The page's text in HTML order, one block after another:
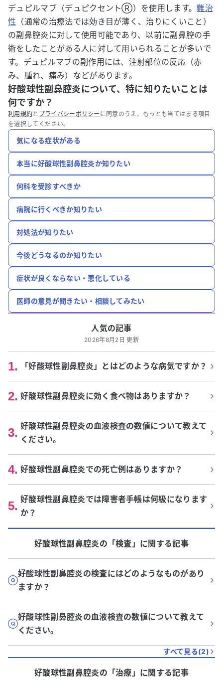
デュピルマブ（デュピクセントⓇ︎）を使用します。難治
性 （通常の治療法では効き目が薄く、治りにくいこと）
の副鼻腔炎に対して使用可能であり、以前に副鼻腔の手
術をしたことがある人に対して用いられることが多いで
す。デュピルマブの副作用には、注射部位の反応（赤
み、腫れ、痛み）などがあります。
好酸球性副鼻腔炎について、特に知りたいことは
何ですか？
利用規約と プライバシーポリシー に同意のうえ、もっとも当てはまる項目
を選択してください。
気になる症状がある
本当に好酸球性副鼻腔炎か知りたい
何科を受診すべきか
病院に行くべきか知りたい
対処法が知りたい
今後どうなるのか知りたい
症状が良くならない・悪化している
医師の意見が聞きたい・相談してみたい
人気の記事
2026年8月2日 更新
1. 「好酸球性副鼻腔炎」とはどのような病気ですか？
2. 好酸球性副鼻腔炎に効く食べ物はありますか？
3. 好酸球性副鼻腔炎の血液検査の数値について教えて
ください。
4. 好酸球性副鼻腔炎での死亡例はありますか？
5. 好酸球性副鼻腔炎では障害者手帳は何級になります
か？
好酸球性副鼻腔炎の「検査 」に関する記事
好酸球性副鼻腔炎の検査にはどのようなものがあり
ますか？
好酸球性副鼻腔炎の血液検査の数値について教えて
ください。
すべて見る(2)
好酸球性副鼻腔炎の「治療 」に関する記事